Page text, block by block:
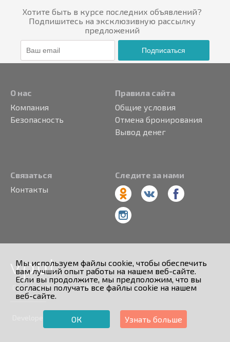
Мы используем файлы cookie, чтобы обеспечить
вам лучший опыт работы на нашем веб-сайте.
Если вы продолжите, мы предположим, что вы
согласны получать все файлы cookie на нашем
веб-сайте.
ОК Узнать больше
Хотите быть в курсе последних объявлений?
Подпишитесь на эксклюзивную рассылку
предложений
Подписаться
О нас
Компания
Безопасность
Правила сайта
Общие условия
Отмена бронирования
Вывод денег
Связаться
Контакты
Следите за нами
Copyright © 2013 - 2026